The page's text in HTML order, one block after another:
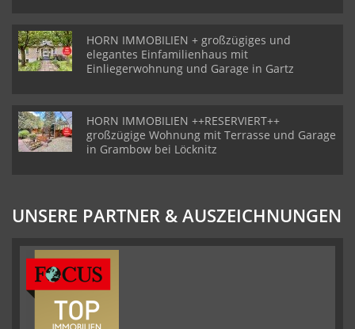
HORN IMMOBILIEN + großzügiges und
elegantes Einfamilienhaus mit
Einliegerwohnung und Garage in Gartz
HORN IMMOBILIEN ++RESERVIERT++
großzügige Wohnung mit Terrasse und Garage
in Grambow bei Löcknitz
UNSERE PARTNER & AUSZEICHNUNGEN